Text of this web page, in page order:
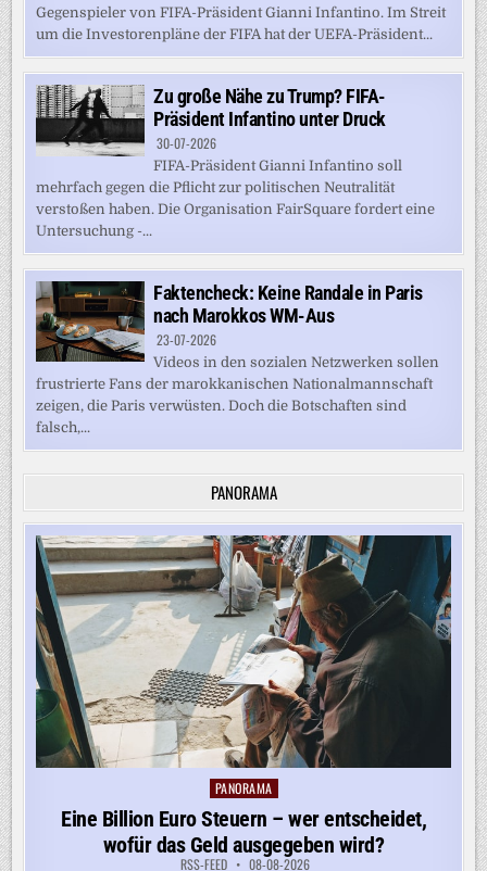
Gegenspieler von FIFA-Präsident Gianni Infantino. Im Streit
um die Investorenpläne der FIFA hat der UEFA-Präsident...
Zu große Nähe zu Trump? FIFA-
Präsident Infantino unter Druck
30-07-2026
FIFA-Präsident Gianni Infantino soll
mehrfach gegen die Pflicht zur politischen Neutralität
verstoßen haben. Die Organisation FairSquare fordert eine
Untersuchung -...
Faktencheck: Keine Randale in Paris
nach Marokkos WM-Aus
23-07-2026
Videos in den sozialen Netzwerken sollen
frustrierte Fans der marokkanischen Nationalmannschaft
zeigen, die Paris verwüsten. Doch die Botschaften sind
falsch,...
PANORAMA
Posted
in
PANORAMA
Eine Billion Euro Steuern – wer entscheidet,
wofür das Geld ausgegeben wird?
RSS-FEED 08-08-2026